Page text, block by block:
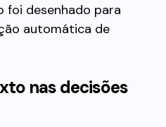
foi desenhado para
automática de
nas decisões